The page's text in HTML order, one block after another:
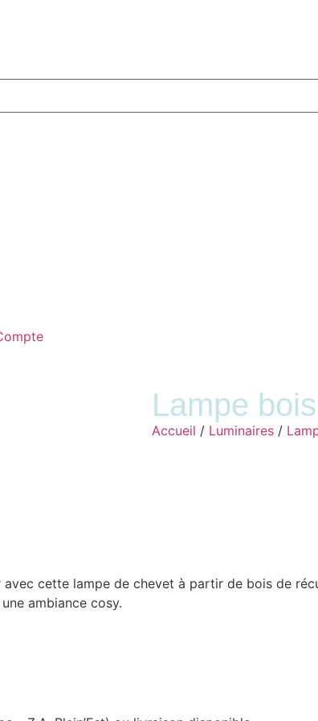
Lampe
Accueil / Luminaires /
cette lampe de chevet à partir de bois de
ambiance cosy.